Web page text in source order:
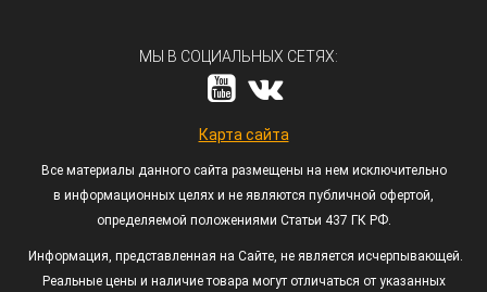
МЫ В СОЦИАЛЬНЫХ СЕТЯХ:
Карта сайта
Все материалы данного сайта размещены на нем исключительно
в информационных целях и не являются публичной офертой,
определяемой положениями Статьи 437 ГК РФ.
Информация, представленная на Сайте, не является исчерпывающей.
Реальные цены и наличие товара могут отличаться от указанных